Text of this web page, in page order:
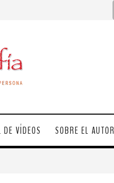
DE VÍDEOS SOBRE EL AUTOR